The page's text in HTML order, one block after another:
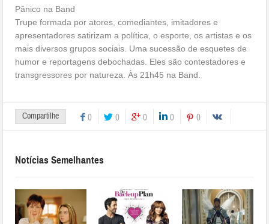
Pânico na Band
Trupe formada por atores, comediantes, imitadores e
apresentadores satirizam a política, o esporte, os artistas e os
mais diversos grupos sociais. Uma sucessão de esquetes de
humor e reportagens debochadas. Eles são contestadores e
transgressores por natureza. Às 21h45 na Band.
Compartilhe 0 0 0 0 0
Notícias Semelhantes